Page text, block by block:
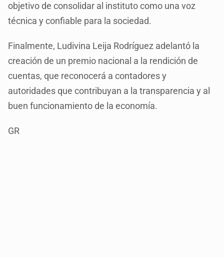
objetivo de consolidar al instituto como una voz
técnica y confiable para la sociedad.
Finalmente, Ludivina Leija Rodríguez adelantó la
creación de un premio nacional a la rendición de
cuentas, que reconocerá a contadores y
autoridades que contribuyan a la transparencia y al
buen funcionamiento de la economía.
GR